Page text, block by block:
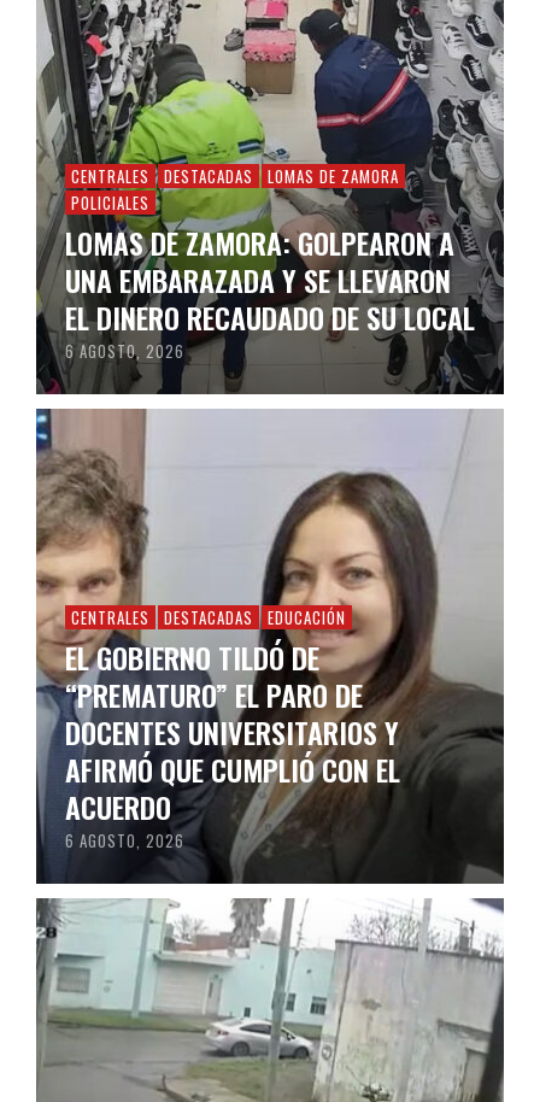
CENTRALES DESTACADAS
LOMAS DE ZAMORA
POLICIALES
LOMAS DE ZAMORA: GOLPEARON A
UNA EMBARAZADA Y SE LLEVARON
EL DINERO RECAUDADO DE SU LOCAL
6 AGOSTO, 2026
CENTRALES DESTACADAS EDUCACIÓN
EL GOBIERNO TILDÓ DE
“PREMATURO” EL PARO DE
DOCENTES UNIVERSITARIOS Y
AFIRMÓ QUE CUMPLIÓ CON EL
ACUERDO
6 AGOSTO, 2026